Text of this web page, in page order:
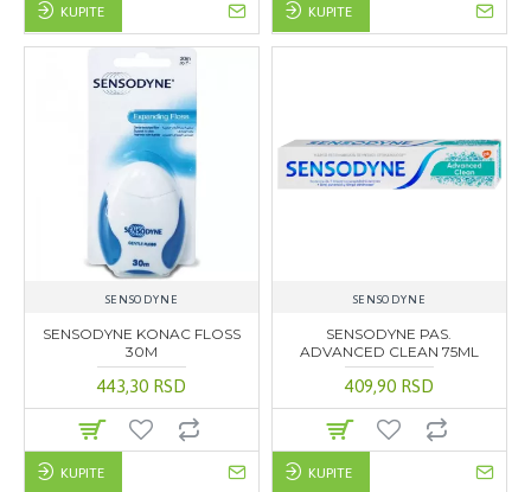
KUPITE KUPITE
SENSODYNE
SENSODYNE KONAC FLOSS
30M
443,30 RSD
KUPITE
SENSODYNE
SENSODYNE PAS.
ADVANCED CLEAN 75ML
409,90 RSD
KUPITE